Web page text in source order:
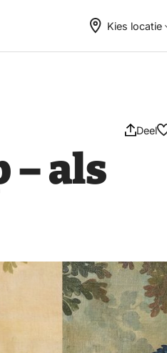
Kies locatie
Deel
– als